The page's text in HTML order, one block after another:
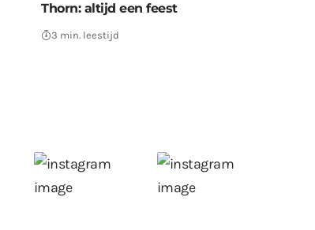
Thorn: altijd een feest
3 min. leestijd